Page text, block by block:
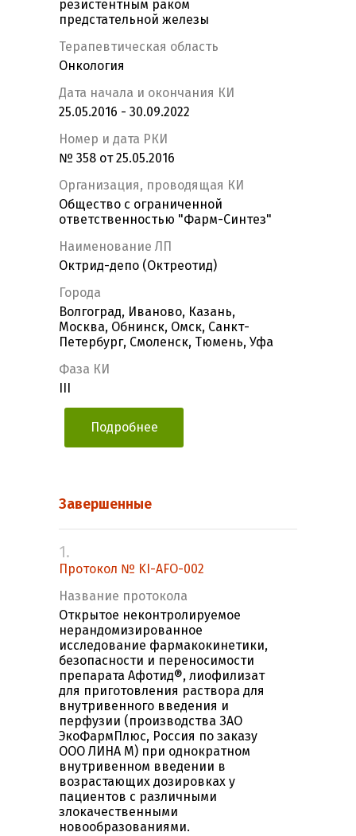
резистентным раком
предстательной железы
Терапевтическая область
Онкология
Дата начала и окончания КИ
25.05.2016 - 30.09.2022
Номер и дата РКИ
№ 358 от 25.05.2016
Организация, проводящая КИ
Общество с ограниченной
ответственностью "Фарм-Синтез"
Наименование ЛП
Октрид-депо (Октреотид)
Города
Волгоград, Иваново, Казань,
Москва, Обнинск, Омск, Санкт-
Петербург, Смоленск, Тюмень, Уфа
Фаза КИ
Подробнее
Завершенные
1.
Протокол № KI-AFO-002
Название протокола
Открытое неконтролируемое
нерандомизированное
исследование фармакокинетики,
безопасности и переносимости
препарата Афотид®, лиофилизат
для приготовления раствора для
внутривенного введения и
перфузии (производства ЗАО
ЭкоФармПлюс, Россия по заказу
ООО ЛИНА М) при однократном
внутривенном введении в
возрастающих дозировках у
пациентов с различными
злокачественными
новообразованиями.